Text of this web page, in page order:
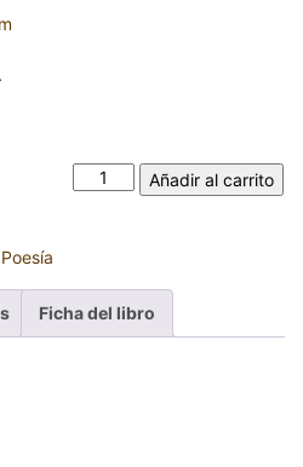
Añadir al carrito
Poesía
Ficha del libro